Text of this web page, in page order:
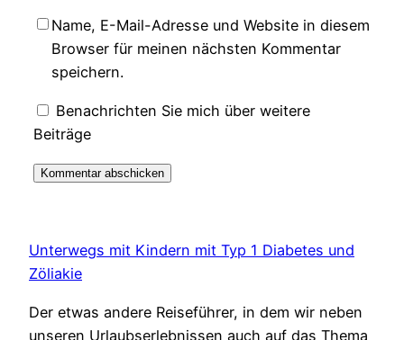
Name, E-Mail-Adresse und Website in diesem
Browser für meinen nächsten Kommentar
speichern.
Benachrichten Sie mich über weitere
Beiträge
Unterwegs mit Kindern mit Typ 1 Diabetes und
Zöliakie
Der etwas andere Reiseführer, in dem wir neben
unseren Urlaubserlebnissen auch auf das Thema